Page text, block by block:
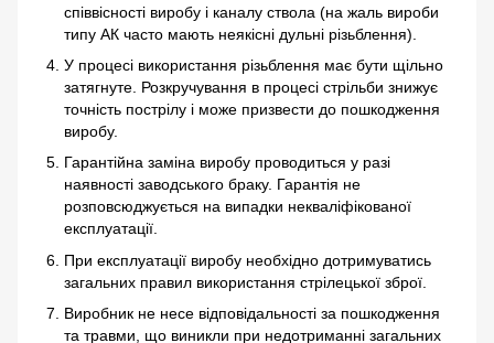
співвісності виробу і каналу ствола (на жаль вироби
типу АК часто мають неякісні дульні різьблення).
У процесі використання різьблення має бути щільно
затягнуте. Розкручування в процесі стрільби знижує
точність пострілу і може призвести до пошкодження
виробу.
Гарантійна заміна виробу проводиться у разі
наявності заводського браку. Гарантія не
розповсюджується на випадки некваліфікованої
експлуатації.
При експлуатації виробу необхідно дотримуватись
загальних правил використання стрілецької зброї.
Виробник не несе відповідальності за пошкодження
та травми, що виникли при недотриманні загальних